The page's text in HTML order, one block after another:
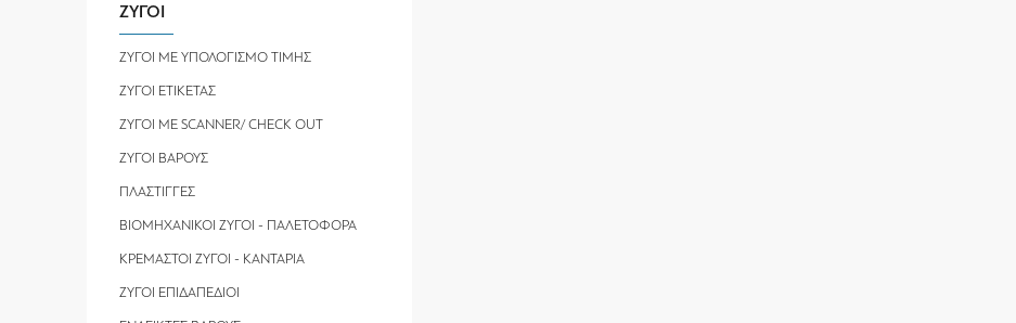
ΖΥΓΟΙ
ΖΥΓΟΙ ΜΕ ΥΠΟΛΟΓΙΣΜΟ ΤΙΜΗΣ
ΖΥΓΟΙ ΕΤΙΚΕΤΑΣ
ΖΥΓΟΙ ΜΕ SCANNER/ CHECK OUT
ΖΥΓΟΙ ΒΑΡΟΥΣ
ΠΛΑΣΤΙΓΓΕΣ
ΒΙΟΜΗΧΑΝΙΚΟΙ ΖΥΓΟΙ - ΠΑΛΕΤΟΦΟΡΑ
ΚΡΕΜΑΣΤΟΙ ΖΥΓΟΙ - ΚΑΝΤΑΡΙΑ
ΖΥΓΟΙ ΕΠΙΔΑΠΕΔΙΟΙ